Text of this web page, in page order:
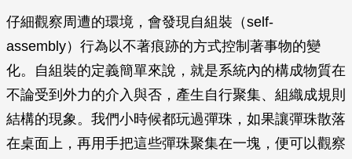
仔細觀察周遭的環境，會發現自組裝（self-
assembly）行為以不著痕跡的方式控制著事物的變
化。自組裝的定義簡單來說，就是系統內的構成物質在
不論受到外力的介入與否，產生自行聚集、組織成規則
結構的現象。我們小時候都玩過彈珠，如果讓彈珠散落
在桌面上，再用手把這些彈珠聚集在一塊，便可以觀察